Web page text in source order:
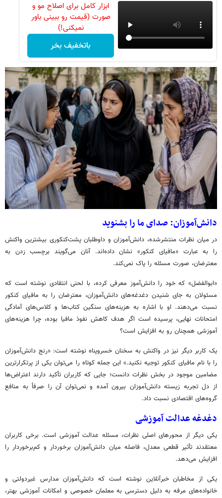
ابزار کامل برای اصلاح مو و
صورت (قیمت رو ببینی باور
نمیکنی!)
باتخفیف بخر
دانش‌آموزان: صدای ما را بشنوید
در میان نظرات منتشرشده، دانش‌آموزان و داوطلبان پشت‌کنکوری بیشترین واکنش
را به عبارت «مافیای کنکور» نشان داده‌اند. آنان می‌گویند برچسب زدن به
معترضان، صورت مسئله را پاک نمی‌کند.
«ابوالفضل» که خود را دانش‌آموز معرفی کرده، با لحنی انتقادی نوشته است که
مسئولان به جای شنیدن دغدغه‌های دانش‌آموزان، معترضان را به مافیای کنکور
نسبت می‌دهند. او با اشاره به هزینه‌های سنگین کتاب‌ها و کلاس‌های آمادگی
امتحانات نهایی، پرسیده است اگر هدف کاهش نفوذ مافیا بوده، چرا هزینه‌های
آموزشی همچنان رو به افزایش است؟
یک کاربر دیگر نیز در واکنش به سخنان خسروپناه نوشته است: «رنج دانش‌آموزان
را با نام مافیای کنکور توجیه نکنید.» این جمله کوتاه را می‌توان یکی از پرتکرارترین
مضامین موجود در بخش نظرات دانست؛ جایی که کاربران تأکید دارند اعتراض‌ها
از دل تجربه زیسته دانش‌آموزان بیرون آمده و نمی‌توان آن را صرفاً به منافع
گروه‌های اقتصادی نسبت داد.
دغدغه عدالت آموزشی
یکی دیگر از محورهای اصلی نظرات، مسئله عدالت آموزشی است. برخی کاربران
معتقدند تأثیر قطعی معدل، فاصله میان دانش‌آموزان برخوردار و کم‌برخوردار را
افزایش می‌دهد.
یکی از مخاطبان خبرآنلاین نوشته است که دانش‌آموزان مدارس غیردولتی و
خانواده‌های مرفه به دلیل دسترسی به معلمان خصوصی و امکانات آموزشی بهتر،